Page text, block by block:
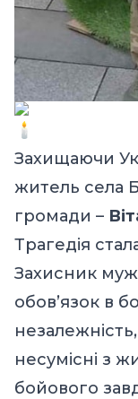
Захищаючи
житель села
громади –
Трагедія
Захисник
обов’язок в
несумісні з
бойового